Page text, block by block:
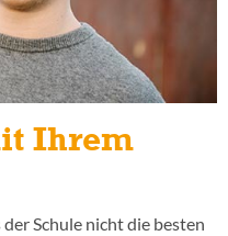
Ihrem
Schule nicht die besten